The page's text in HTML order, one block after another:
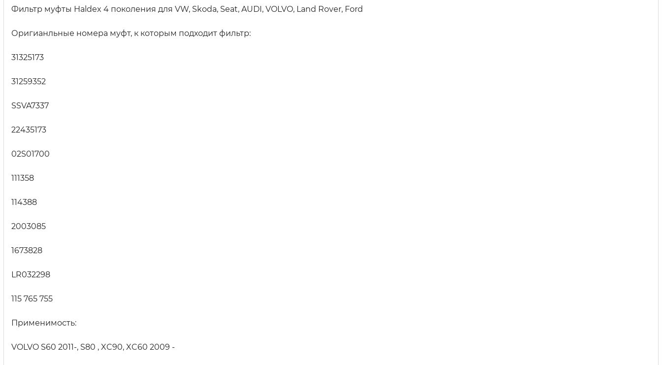
Фильтр муфты Haldex 4 поколения для VW, Skoda, Seat, AUDI, VOLVO, Land Rover, Ford
Оригианльные номера муфт, к которым подходит фильтр:
31325173
31259352
SSVA7337
22435173
02S01700
111358
114388
2003085
1673828
LR032298
115 765 755
Применимость:
VOLVO S60 2011-, S80 , XC90, XC60 2009 -